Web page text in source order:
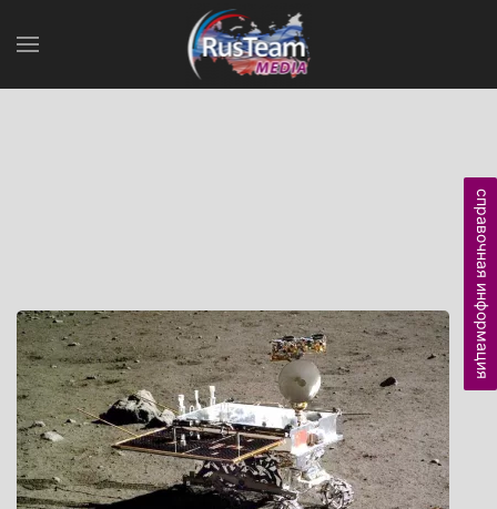
справочная информация